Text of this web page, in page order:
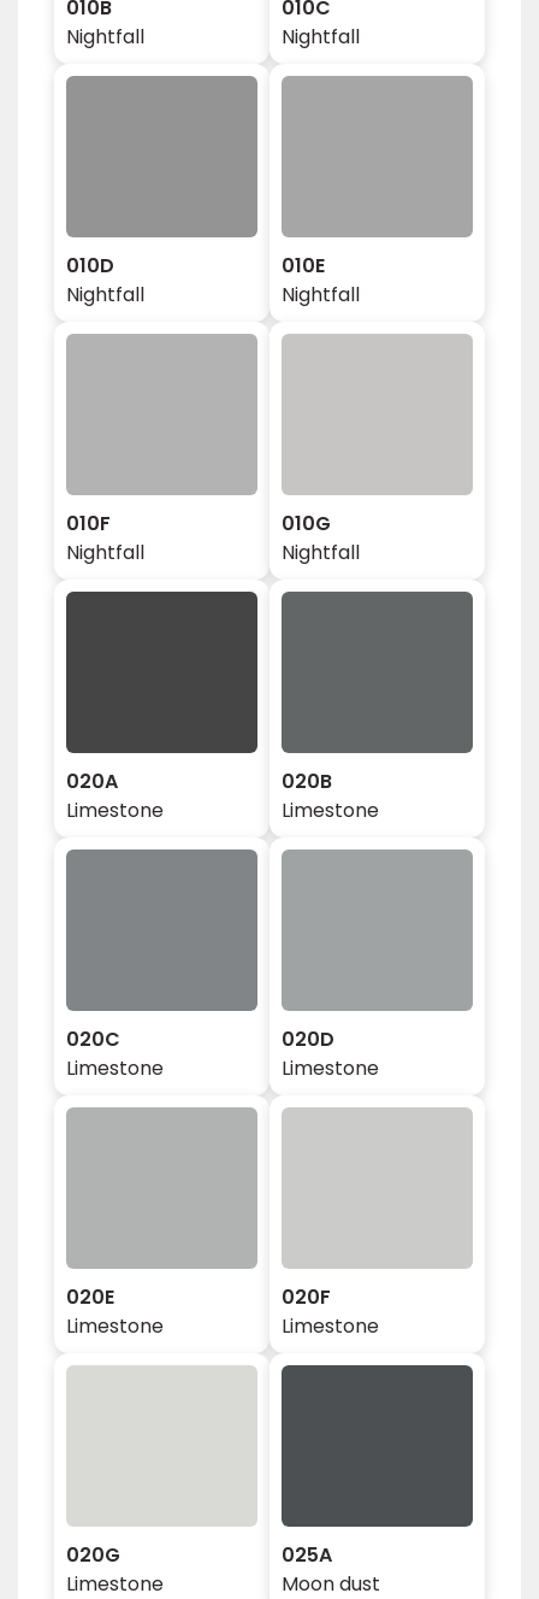
010B
Nightfall
010C
Nightfall
010D
Nightfall
010E
Nightfall
010F
Nightfall
010G
Nightfall
020A
Limestone
020B
Limestone
020C
Limestone
020D
Limestone
020E
Limestone
020F
Limestone
020G
Limestone
025A
Moon dust